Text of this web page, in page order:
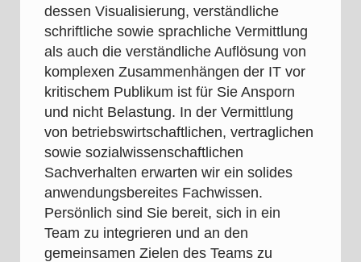
dessen Visualisierung, verständliche
schriftliche sowie sprachliche Vermittlung
als auch die verständliche Auflösung von
komplexen Zusammenhängen der IT vor
kritischem Publikum ist für Sie Ansporn
und nicht Belastung. In der Vermittlung
von betriebswirtschaftlichen, vertraglichen
sowie sozialwissenschaftlichen
Sachverhalten erwarten wir ein solides
anwendungsbereites Fachwissen.
Persönlich sind Sie bereit, sich in ein
Team zu integrieren und an den
gemeinsamen Zielen des Teams zu